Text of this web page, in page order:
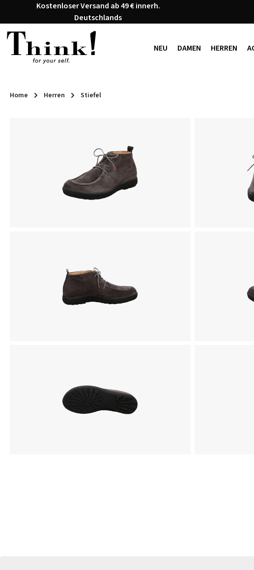
Hauptinhalt springen
Zur Suche springen
Zur Hauptnavigation springen
Kostenloser Versand ab 49 € innerh.
Deutschlands
NEU DAMEN HERREN
Home Herren Stiefel